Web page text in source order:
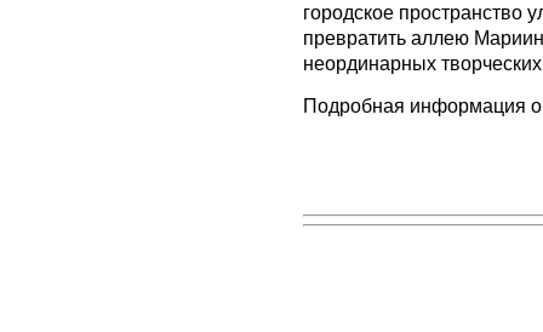
городское пространство
превратить аллею
неординарных
Подробная информация